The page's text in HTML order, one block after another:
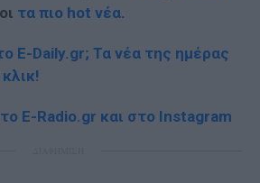
τα πιο hot νέα.
E-Daily.gr; Τα νέα της ημέρας
E-Radio.gr και στο Instagram